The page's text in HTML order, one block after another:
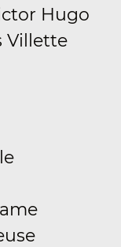
Hugo
Villette